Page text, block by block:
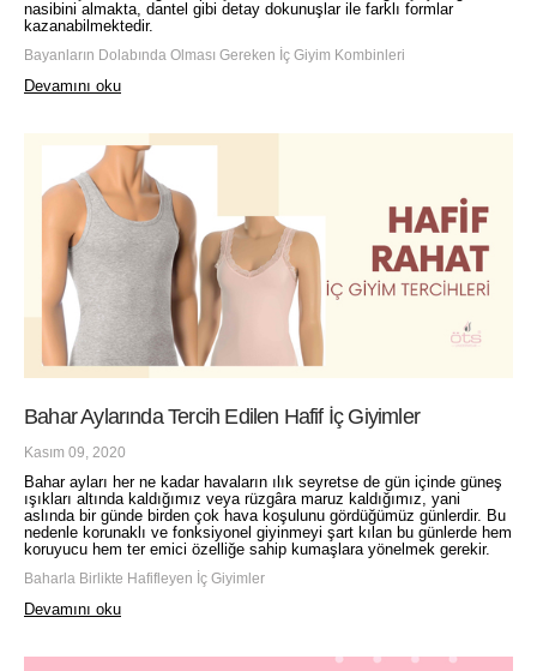
nasibini almakta, dantel gibi detay dokunuşlar ile farklı formlar
kazanabilmektedir.
Bayanların Dolabında Olması Gereken İç Giyim Kombinleri
Devamını oku
Bahar Aylarında Tercih Edilen Hafif İç Giyimler
Kasım 09, 2020
Bahar ayları her ne kadar havaların ılık seyretse de gün içinde güneş
ışıkları altında kaldığımız veya rüzgâra maruz kaldığımız, yani
aslında bir günde birden çok hava koşulunu gördüğümüz günlerdir. Bu
nedenle korunaklı ve fonksiyonel giyinmeyi şart kılan bu günlerde hem
koruyucu hem ter emici özelliğe sahip kumaşlara yönelmek gerekir.
Baharla Birlikte Hafifleyen İç Giyimler
Devamını oku